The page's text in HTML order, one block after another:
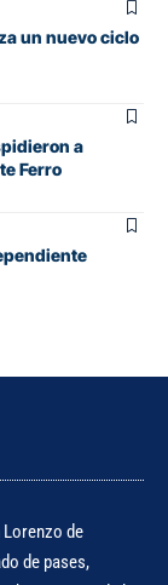
un nuevo ciclo
a
Ferro
Lorenzo de
de pases,